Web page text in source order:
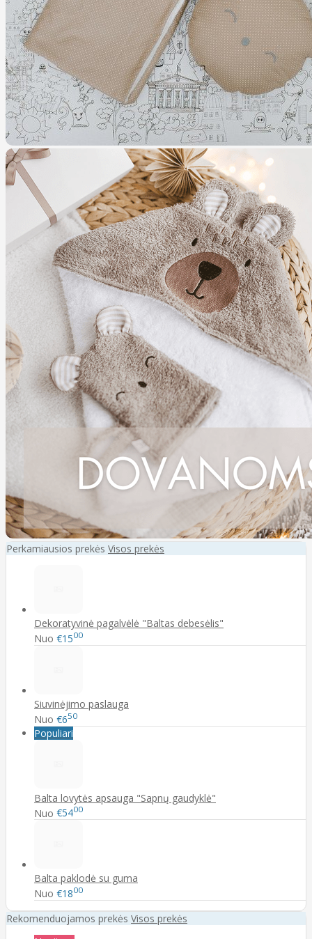
Perkamiausios prekės Visos prekės
Dekoratyvinė pagalvėlė "Baltas debesėlis"
Nuo €1500
Siuvinėjimo paslauga
Nuo €650
Populiari
Balta lovytės apsauga "Sapnų gaudyklė"
Nuo €5400
Balta paklodė su guma
Nuo €1800
Rekomenduojamos prekės Visos prekės